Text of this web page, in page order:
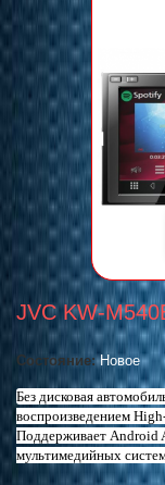
JVC KW-
Состояние: Новое
Без дисковая
воспроизведением
Поддерживает Android
мультимедийных